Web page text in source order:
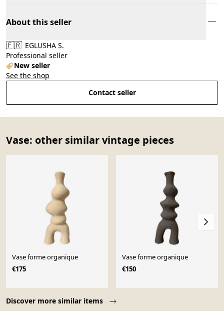
About this seller
🇫🇷 EGLUSHA S.
Professional seller
New seller
See the shop
Contact seller
Vase: other similar vintage pieces
Discover more similar items
Vase forme organique
€175
Vase forme organique
€150